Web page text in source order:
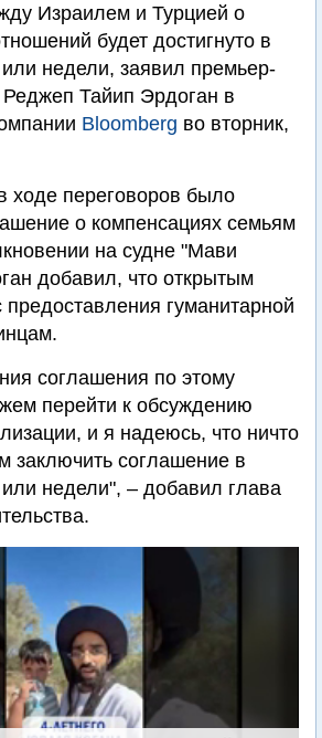
Израилем и Турцией о
будет достигнуто в
недели, заявил премьер-
Тайип Эрдоган в
Bloomberg во вторник,
ходе переговоров было
о компенсациях семьям
на судне "Мави
добавил, что открытым
предоставления гуманитарной
соглашения по этому
перейти к обсуждению
и я надеюсь, что ничто
заключить соглашение в
недели", – добавил глава